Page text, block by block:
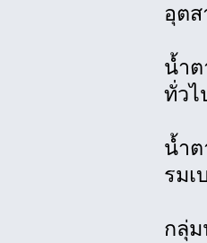
อุต
น้ำต
ทั่วไ
น้ำต
รมเ
กลุ่ม